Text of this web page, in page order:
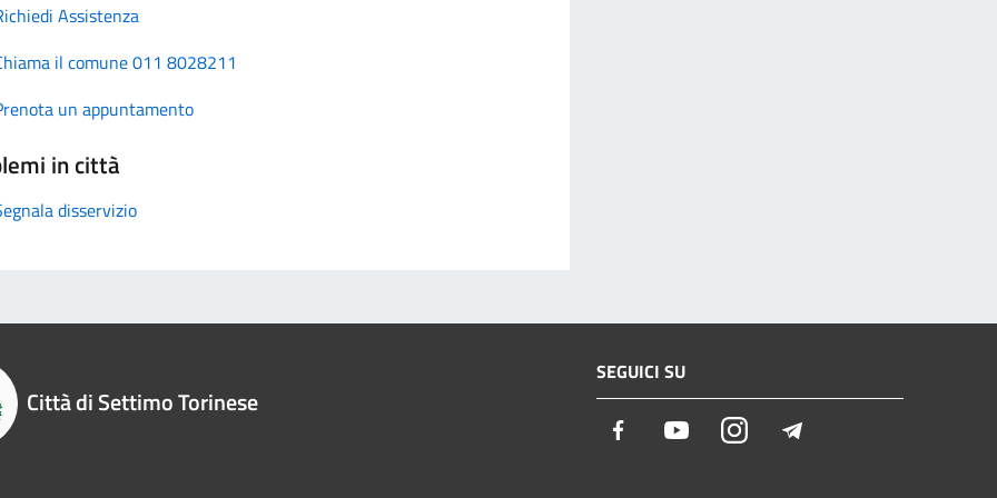
Assistenza
il comune 011 8028211
un appuntamento
in città
disservizio
Città di Settimo Torinese
SEGUICI SU
Facebook YoutubeInstagram